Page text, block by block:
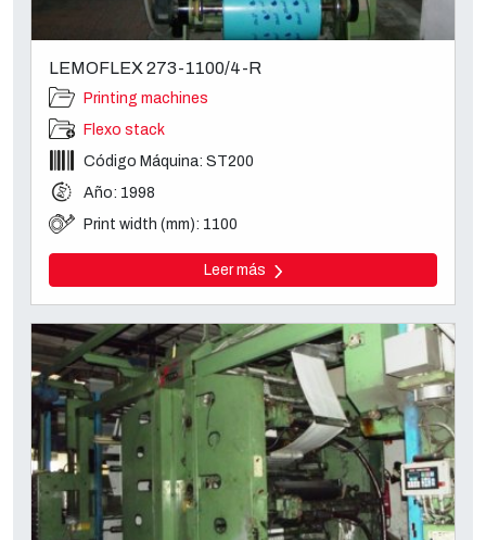
LEMOFLEX 273-1100/4-R
Printing machines
Flexo stack
Código Máquina: ST200
Año: 1998
Print width (mm): 1100
Leer más